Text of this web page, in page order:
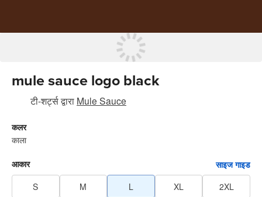
mule sauce logo black
टी-शर्ट्सद्वारा Mule Sauce
कलर
काला
आकार
साइज गाइड
S
M L XL
2XL